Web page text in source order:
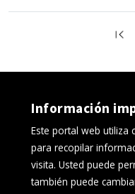
Ir
Información
Este portal web utiliza
para recopilar
visita. Usted puede
también puede